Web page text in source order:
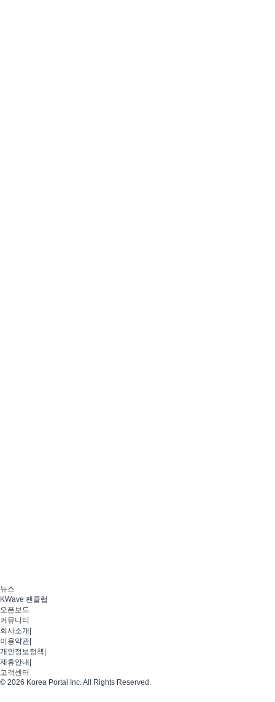
뉴스
KWave 팬클럽
오픈보드
커뮤니티
회사소개
이용약관
개인정보정책
제휴안내
고객센터
© 2026 Korea Portal Inc. All Rights Reserved.